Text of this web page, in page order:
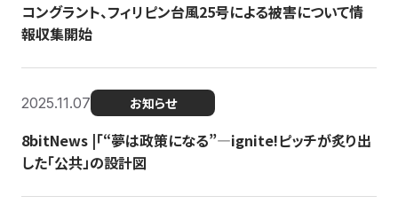
コングラント、フィリピン台風25号による被害について情
報収集開始
2025.11.07 お知らせ
8bitNews |「“夢は政策になる”—ignite!ピッチが炙り出
した「公共」の設計図